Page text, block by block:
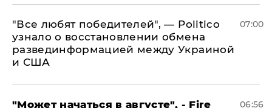
​"Все любят победителей", — Politico
узнало о восстановлении обмена
развединформацией между Украиной
и США
07:00
"Может начаться в августе", - Fire 06:56